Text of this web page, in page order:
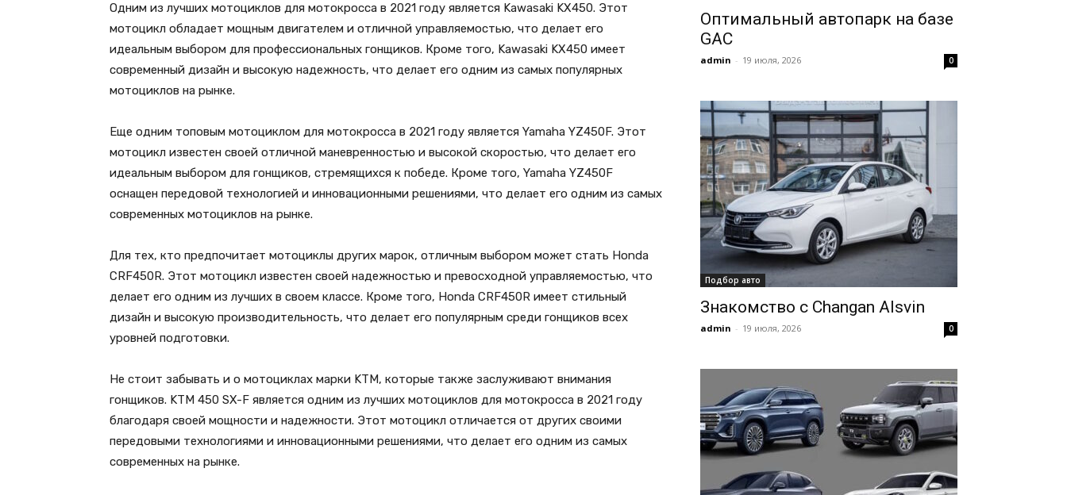
Одним из лучших мотоциклов для мотокросса в 2021 году является Kawasaki KX450. Этот
мотоцикл обладает мощным двигателем и отличной управляемостью, что делает его
идеальным выбором для профессиональных гонщиков. Кроме того, Kawasaki KX450 имеет
современный дизайн и высокую надежность, что делает его одним из самых популярных
мотоциклов на рынке.
Еще одним топовым мотоциклом для мотокросса в 2021 году является Yamaha YZ450F. Этот
мотоцикл известен своей отличной маневренностью и высокой скоростью, что делает его
идеальным выбором для гонщиков, стремящихся к победе. Кроме того, Yamaha YZ450F
оснащен передовой технологией и инновационными решениями, что делает его одним из самых
современных мотоциклов на рынке.
Для тех, кто предпочитает мотоциклы других марок, отличным выбором может стать Honda
CRF450R. Этот мотоцикл известен своей надежностью и превосходной управляемостью, что
делает его одним из лучших в своем классе. Кроме того, Honda CRF450R имеет стильный
дизайн и высокую производительность, что делает его популярным среди гонщиков всех
уровней подготовки.
Не стоит забывать и о мотоциклах марки KTM, которые также заслуживают внимания
гонщиков. KTM 450 SX-F является одним из лучших мотоциклов для мотокросса в 2021 году
благодаря своей мощности и надежности. Этот мотоцикл отличается от других своими
передовыми технологиями и инновационными решениями, что делает его одним из самых
современных на рынке.
Оптимальный автопарк на базе
GAC
admin - 19 июля, 2026 0
Подбор авто
Знакомство с Changan Alsvin
admin - 19 июля, 2026 0